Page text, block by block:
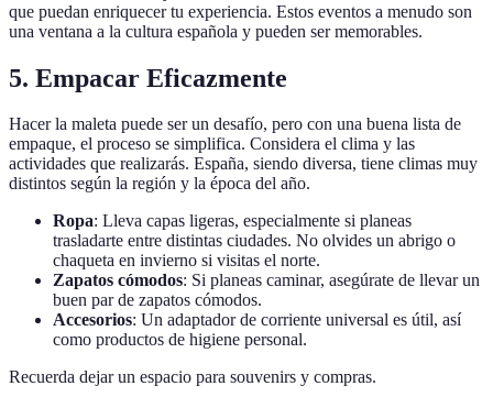
que puedan enriquecer tu experiencia. Estos eventos a menudo son
una ventana a la cultura española y pueden ser memorables.
5. Empacar Eficazmente
Hacer la maleta puede ser un desafío, pero con una buena lista de
empaque, el proceso se simplifica. Considera el clima y las
actividades que realizarás. España, siendo diversa, tiene climas muy
distintos según la región y la época del año.
Ropa: Lleva capas ligeras, especialmente si planeas
trasladarte entre distintas ciudades. No olvides un abrigo o
chaqueta en invierno si visitas el norte.
Zapatos cómodos: Si planeas caminar, asegúrate de llevar un
buen par de zapatos cómodos.
Accesorios: Un adaptador de corriente universal es útil, así
como productos de higiene personal.
Recuerda dejar un espacio para souvenirs y compras.